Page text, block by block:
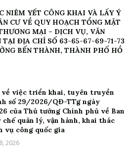
NIÊM YẾT CÔNG KHAI VÀ LẤY Ý
CƯ VỀ QUY HOẠCH TỔNG MẶT
MẠI – DỊCH VỤ, VĂN
TẠI ĐỊA CHỈ SỐ 63-65-67-69-71-73
BẾN THÀNH, THÀNH PHỐ HỒ
về việc triển khai, tuyên truyền
số 29/2026/QĐ-TTg ngày
của Thủ tướng Chính phủ về Ban
chế quản lý, vận hành, khai thác
vụ công quốc gia
2026